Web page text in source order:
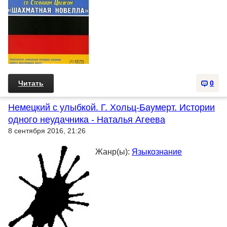
0
Читать
Немецкий с улыбкой. Г. Хольц-Баумерт. Истории
одного неудачника - Наталья Агеева
8 сентября 2016, 21:26
Жанр(ы): Языкознание